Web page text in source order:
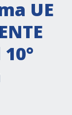
y el Caribe
de
UE